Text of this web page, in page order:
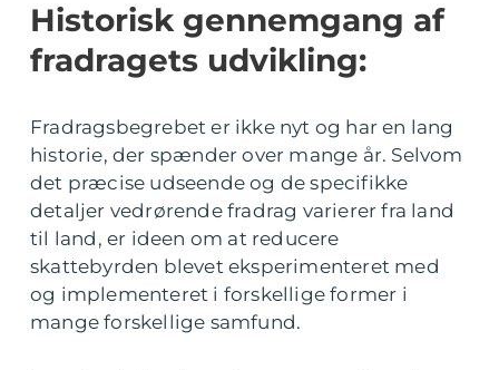
Historisk gennemgang af
fradragets udvikling:
Fradragsbegrebet er ikke nyt og har en lang
historie, der spænder over mange år. Selvom
det præcise udseende og de specifikke
detaljer vedrørende fradrag varierer fra land
til land, er ideen om at reducere
skattebyrden blevet eksperimenteret med
og implementeret i forskellige former i
mange forskellige samfund.